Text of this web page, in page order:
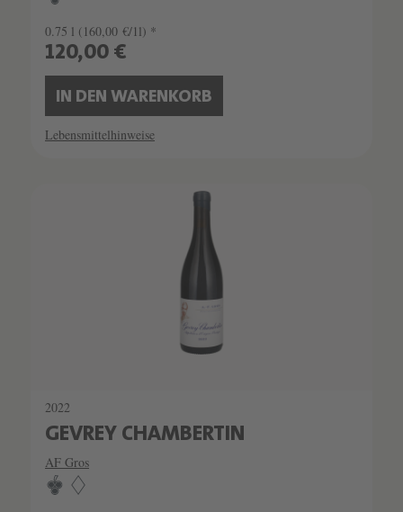
0.75 l (160,00 €/1l) *
120,00 €
IN DEN WARENKORB
Lebensmittelhinweise
2022
GEVREY CHAMBERTIN
AF Gros